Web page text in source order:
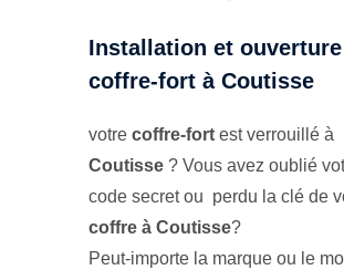
Installation et
coffre-fort à Coutisse
votre coffre-fort est verrouillé à
Coutisse ? Vous avez oublié
code secret ou perdu la clé de
coffre à Coutisse?
Peut-importe la marque ou le